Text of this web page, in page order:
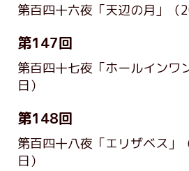
第百四十六夜「天辺の月」
第147回
第百四十七夜「ホールインワ
日）
第148回
第百四十八夜「エリザベス」
日）